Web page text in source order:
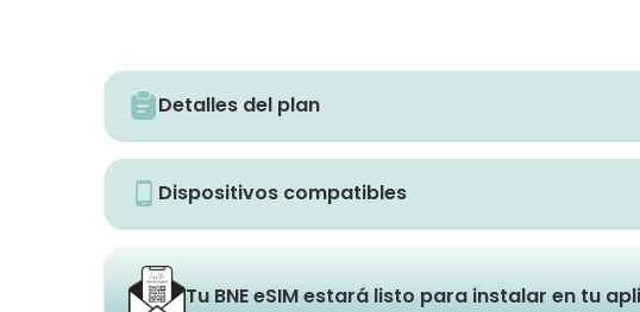
Detalles del plan
Dispositivos compatibles
Tu BNE eSIM estará listo para instalar en tu